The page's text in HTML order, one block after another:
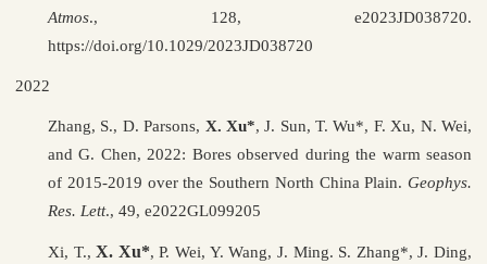
Atmos., 128, e2023JD038720.
https://doi.org/10.1029/2023JD038720
2022
Zhang, S., D. Parsons, X. Xu*, J. Sun, T. Wu*, F. Xu, N. Wei,
and G. Chen, 2022: Bores observed during the warm season
of 2015-2019 over the Southern North China Plain. Geophys.
Res. Lett., 49, e2022GL099205
Xi, T.,X. Xu*, P. Wei, Y. Wang, J. Ming. S. Zhang*, J. Ding,